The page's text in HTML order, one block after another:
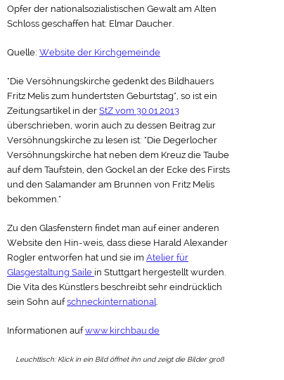
Opfer der nationalsozialistischen Gewalt am Alten
Schloss geschaffen hat: Elmar Daucher.
Quelle: Website der Kirchgemeinde
"Die Versöhnungskirche gedenkt des Bildhauers
Fritz Melis zum hundertsten Geburtstag", so ist ein
Zeitungsartikel in der StZ vom 30.01.2013
überschrieben, worin auch zu dessen Beitrag zur
Versöhnungskirche zu lesen ist: "Die Degerlocher
Versöhnungskirche hat neben dem Kreuz die Taube
auf dem Taufstein, den Gockel an der Ecke des Firsts
und den Salamander am Brunnen von Fritz Melis
bekommen."
Zu den Glasfenstern findet man auf einer anderen
Website den Hin-weis, dass diese Harald Alexander
Rogler entworfen hat und sie im Atelier für
Glasgestaltung Saile in Stuttgart hergestellt wurden.
Die Vita des Künstlers beschreibt sehr eindrücklich
sein Sohn aufschneckinternational.
Informationen aufwww.kirchbau.de
Leuchttisch: Klick in ein Bild öffnet ihn und zeigt die Bilder groß